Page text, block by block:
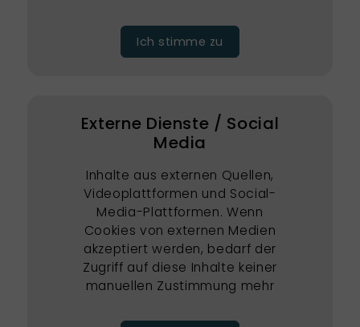
Ich stimme zu
Externe Dienste / Social
Media
Inhalte aus externen Quellen,
Videoplattformen und Social-
Media-Plattformen. Wenn
Cookies von externen Medien
akzeptiert werden, bedarf der
Zugriff auf diese Inhalte keiner
manuellen Zustimmung mehr